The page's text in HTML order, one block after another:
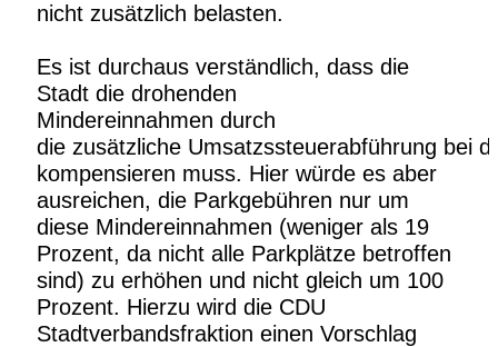
nicht zusätzlich belasten.
Es ist durchaus verständlich, dass die
Stadt die drohenden
Mindereinnahmen durch
die zusätzliche Umsatzssteuerabführung bei
kompensieren muss. Hier würde es aber
ausreichen, die Parkgebühren nur um
diese Mindereinnahmen (weniger als 19
Prozent, da nicht alle Parkplätze betroffen
sind) zu erhöhen und nicht gleich um 100
Prozent. Hierzu wird die CDU
Stadtverbandsfraktion einen Vorschlag